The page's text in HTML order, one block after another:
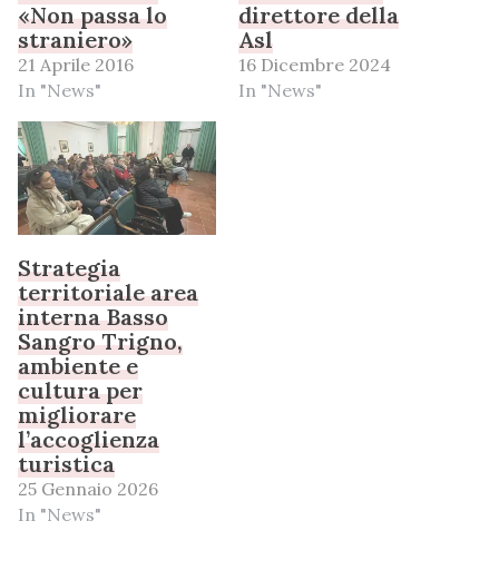
«Non passa lo
straniero»
21 Aprile 2016
In "News"
direttore della
Asl
16 Dicembre 2024
In "News"
Strategia
territoriale area
interna Basso
Sangro Trigno,
ambiente e
cultura per
migliorare
l’accoglienza
turistica
25 Gennaio 2026
In "News"